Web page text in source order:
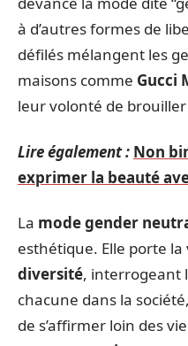
à d’autres formes de
défilés mélangent les
maisons comme Gucci
leur volonté de
Lire également : Non
exprimer la beauté
La mode gender
esthétique. Elle porte la
diversité, interrogeant
chacune dans la
de s’affirmer loin des